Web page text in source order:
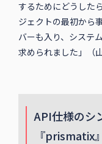
するためにどうした
ジェクトの最初から
バーも入り、システ
求められました」（山
API仕様のシ
『prismatix